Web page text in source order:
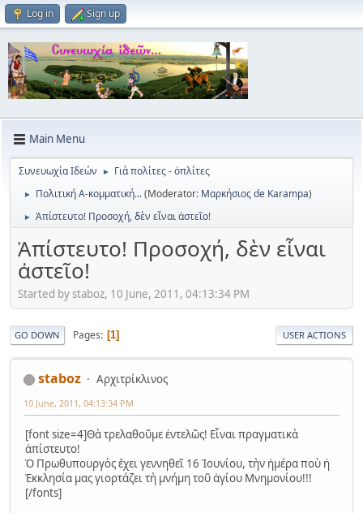
Log in Sign up
Main Menu
Συνευωχία Ιδεών ► Γιὰ πολίτες - ὀπλίτες
► Πολιτική Α-κομματική...(Moderator: Μαρκήσιος de Karampa)
► Ἀπίστευτο! Προσοχή, δὲν εἶναι ἀστεῖο!
Ἀπίστευτο! Προσοχή, δὲν εἶναι
ἀστεῖο!
Started by staboz, 10 June, 2011, 04:13:34 PM
GO DOWN Pages 1 USER ACTIONS
staboz Αρχιτρίκλινος
10 June, 2011, 04:13:34 PM
[font size=4]Θὰ τρελαθοῦμε ἐντελῶς! Εἶναι πραγματικὰ
ἀπίστευτο!
Ὁ Πρωθυπουργὸς ἔχει γεννηθεῖ 16 Ἰουνίου, τὴν ἡμέρα ποὺ ἡ
Ἐκκλησία μας γιορτάζει τὴ μνήμη τοῦ ἁγίου Μνημονίου!!!
[/fonts]